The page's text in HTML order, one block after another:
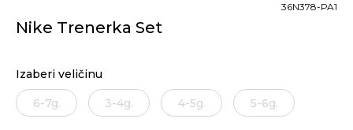
Nike Trenerka Set
36N378-PA1
Izaberi veličinu
6-7g. 3-4g. 4-5g. 5-6g.